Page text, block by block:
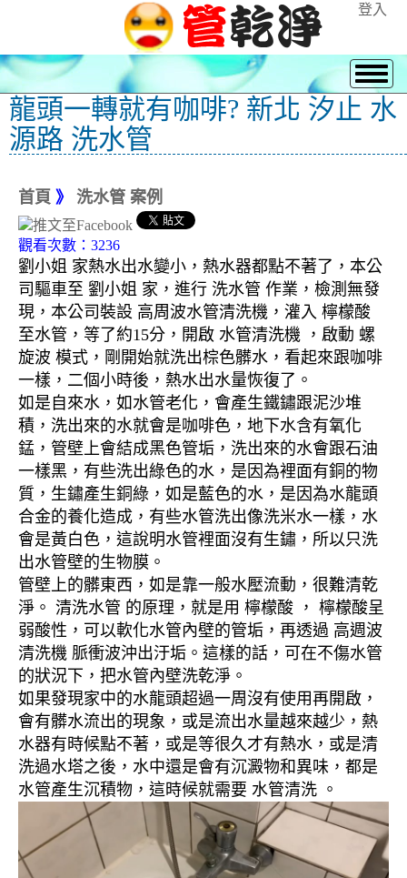
登入
龍頭一轉就有咖啡? 新北 汐止 水
源路 洗水管
首頁 》 洗水管 案例
觀看次數：3236
劉小姐 家熱水出水變小，熱水器都點不著了，本公
司驅車至 劉小姐 家，進行 洗水管 作業，檢測無發
現，本公司裝設 高周波水管清洗機，灌入 檸檬酸
至水管，等了約15分，開啟 水管清洗機 ，啟動 螺
旋波 模式，剛開始就洗出棕色髒水，看起來跟咖啡
一樣，二個小時後，熱水出水量恢復了。
如是自來水，如水管老化，會產生鐵鏽跟泥沙堆
積，洗出來的水就會是咖啡色，地下水含有氧化
錳，管壁上會結成黑色管垢，洗出來的水會跟石油
一樣黑，有些洗出綠色的水，是因為裡面有銅的物
質，生鏽產生銅綠，如是藍色的水，是因為水龍頭
合金的養化造成，有些水管洗出像洗米水一樣，水
會是黃白色，這說明水管裡面沒有生鏽，所以只洗
出水管壁的生物膜。
管壁上的髒東西，如是靠一般水壓流動，很難清乾
淨。 清洗水管 的原理，就是用 檸檬酸 ， 檸檬酸呈
弱酸性，可以軟化水管內壁的管垢，再透過 高週波
清洗機 脈衝波沖出汙垢。這樣的話，可在不傷水管
的狀況下，把水管內壁洗乾淨。
如果發現家中的水龍頭超過一周沒有使用再開啟，
會有髒水流出的現象，或是流出水量越來越少，熱
水器有時候點不著，或是等很久才有熱水，或是清
洗過水塔之後，水中還是會有沉澱物和異味，都是
水管產生沉積物，這時候就需要 水管清洗 。